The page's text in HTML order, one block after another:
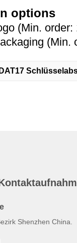
options
(Min. order:
(Min.
DAT17
Shenzhen China.